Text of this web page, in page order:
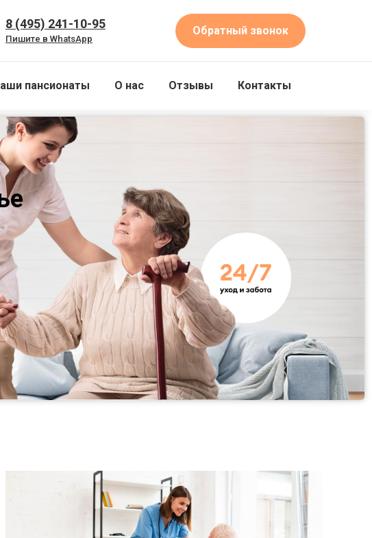
8 (495) 241-10-95
Пишите в WhatsApp
Обратный звонок
пансионаты О нас Отзывы Контакты